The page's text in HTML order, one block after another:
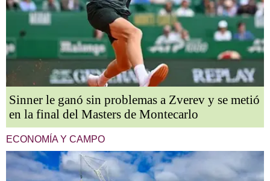
Sinner le ganó sin problemas a Zverev y se metió
en la final del Masters de Montecarlo
ECONOMÍA Y CAMPO